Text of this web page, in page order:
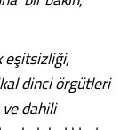
eşitsizliği,
dinci örgütleri
dahili